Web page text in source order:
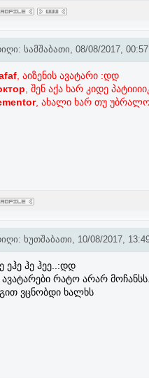
სამშაბათი, 08/08/2017,
, აიზენის ავატარი :დდ
, შენ აქა ხარ კიდე
, ახალი ხარ თუ
ხუთშაბათი, 10/08/2017,
ეჰე ჰე ჰეე..:დდ
ავატარები რატო არარ
ვცნობდი ხალხს